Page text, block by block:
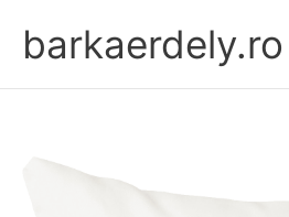
content
barkaerdely.ro